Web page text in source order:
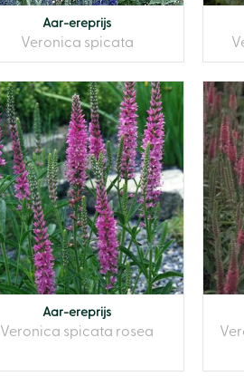
Aar-ereprijs
Veronica spicata
Aar-ereprijs
Veronica spicata rosea